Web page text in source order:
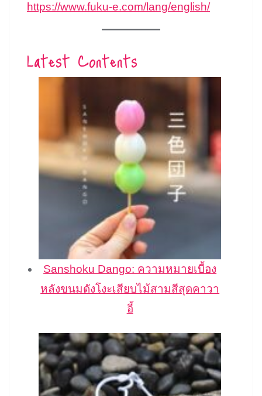
https://www.fuku-e.com/lang/english/
Latest Contents
Sanshoku Dango: ความหมายเบื้อง
หลังขนมดังโงะเสียบไม้สามสีสุดคาวา
อี้